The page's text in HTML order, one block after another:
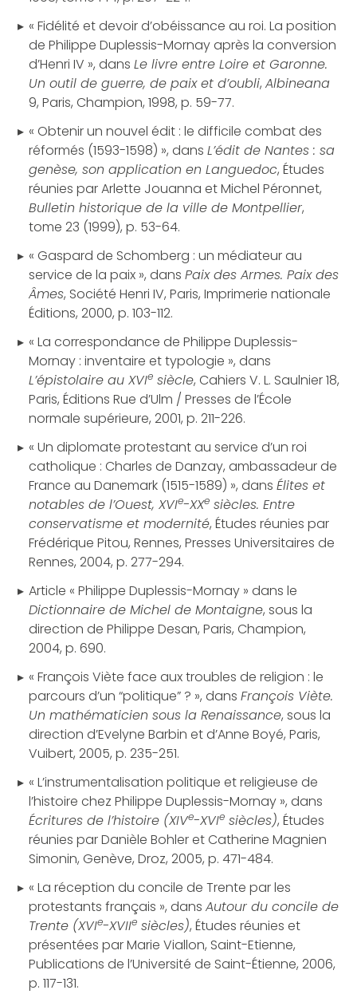
« Fidélité et devoir d’obéissance au roi. La position
de Philippe Duplessis-Mornay après la conversion
d’Henri IV », dans Le livre entre Loire et Garonne.
Un outil de guerre, de paix et d’oubli, Albineana
9, Paris, Champion, 1998, p. 59-77.
« Obtenir un nouvel édit : le difficile combat des
réformés (1593-1598) », dans L’édit de Nantes : sa
genèse, son application en Languedoc, Études
réunies par Arlette Jouanna et Michel Péronnet,
Bulletin historique de la ville de Montpellier,
tome 23 (1999), p. 53-64.
« Gaspard de Schomberg : un médiateur au
service de la paix », dans Paix des Armes. Paix des
Âmes, Société Henri IV, Paris, Imprimerie nationale
Éditions, 2000, p. 103-112.
« La correspondance de Philippe Duplessis-
Mornay : inventaire et typologie », dans
L’épistolaire au XVIe siècle, Cahiers V. L. Saulnier 18,
Paris, Éditions Rue d’Ulm / Presses de l’École
normale supérieure, 2001, p. 211-226.
« Un diplomate protestant au service d’un roi
catholique : Charles de Danzay, ambassadeur de
France au Danemark (1515-1589) », dans Élites et
notables de l’Ouest, XVIe-XXe siècles. Entre
conservatisme et modernité, Études réunies par
Frédérique Pitou, Rennes, Presses Universitaires de
Rennes, 2004, p. 277-294.
Article « Philippe Duplessis-Mornay » dans le
Dictionnaire de Michel de Montaigne, sous la
direction de Philippe Desan, Paris, Champion,
2004, p. 690.
« François Viète face aux troubles de religion : le
parcours d’un “politique” ? », dans François Viète.
Un mathématicien sous la Renaissance, sous la
direction d’Evelyne Barbin et d’Anne Boyé, Paris,
Vuibert, 2005, p. 235-251.
« L’instrumentalisation politique et religieuse de
l’histoire chez Philippe Duplessis-Mornay », dans
Écritures de l’histoire (XIVe-XVIe siècles), Études
réunies par Danièle Bohler et Catherine Magnien
Simonin, Genève, Droz, 2005, p. 471-484.
« La réception du concile de Trente par les
protestants français », dans Autour du concile de
Trente (XVIe-XVIIe siècles), Études réunies et
présentées par Marie Viallon, Saint-Etienne,
Publications de l’Université de Saint-Étienne, 2006,
p. 117-131.